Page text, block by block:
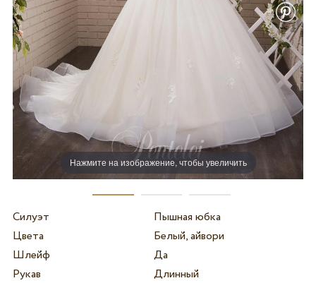
Нажмите на изображение, чтобы увеличить
Силуэт
Пышная юбка
Цвета
Белый, айвори
Шлейф
Да
Рукав
Длинный